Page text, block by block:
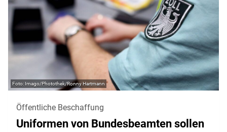
Imago/Photothek/Ronny Hartmann
Öffentliche Beschaffung
Uniformen von Bundesbeamten sollen